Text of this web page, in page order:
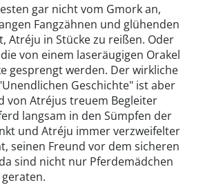
gar nicht vom Gmork an,
Fangzähnen und glühenden
Atréju in Stücke zu reißen. Oder
von einem laseräugigen Orakel
gesprengt werden. Der wirkliche
Geschichte" ist aber
von Atréjus treuem Begleiter
langsam in den Sümpfen der
und Atréju immer verzweifelter
seinen Freund vor dem sicheren
sind nicht nur Pferdemädchen